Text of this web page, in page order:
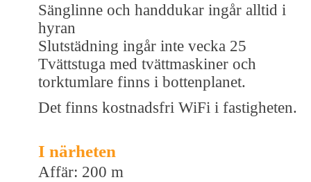
Sänglinne och handdukar ingår alltid i
hyran
Slutstädning ingår inte vecka 25
Tvättstuga med tvättmaskiner och
torktumlare finns i bottenplanet.
Det finns kostnadsfri WiFi i fastigheten.
I närheten
Affär: 200 m